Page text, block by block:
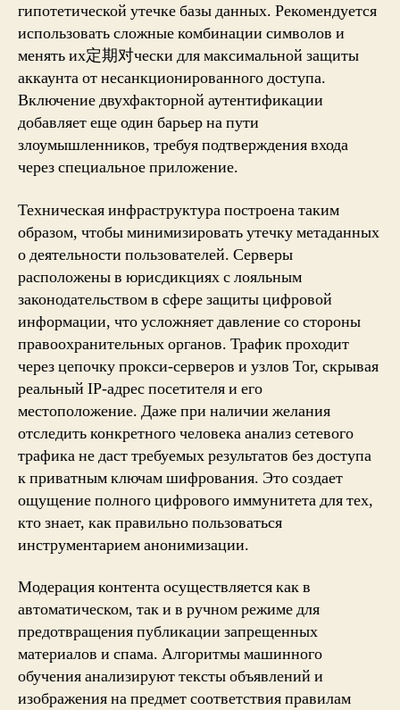
гипотетической утечке базы данных. Рекомендуется
использовать сложные комбинации символов и
менять их定期对чески для максимальной защиты
аккаунта от несанкционированного доступа.
Включение двухфакторной аутентификации
добавляет еще один барьер на пути
злоумышленников, требуя подтверждения входа
через специальное приложение.
Техническая инфраструктура построена таким
образом, чтобы минимизировать утечку метаданных
о деятельности пользователей. Серверы
расположены в юрисдикциях с лояльным
законодательством в сфере защиты цифровой
информации, что усложняет давление со стороны
правоохранительных органов. Трафик проходит
через цепочку прокси-серверов и узлов Tor, скрывая
реальный IP-адрес посетителя и его
местоположение. Даже при наличии желания
отследить конкретного человека анализ сетевого
трафика не даст требуемых результатов без доступа
к приватным ключам шифрования. Это создает
ощущение полного цифрового иммунитета для тех,
кто знает, как правильно пользоваться
инструментарием анонимизации.
Модерация контента осуществляется как в
автоматическом, так и в ручном режиме для
предотвращения публикации запрещенных
материалов и спама. Алгоритмы машинного
обучения анализируют тексты объявлений и
изображения на предмет соответствия правилам